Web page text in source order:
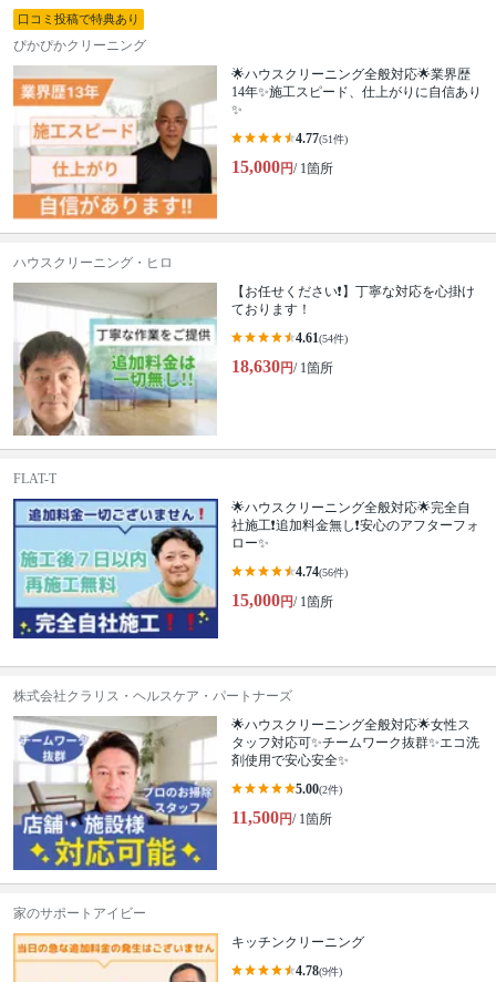
口コミ投稿で特典あり
ぴかぴかクリーニング
🌟ハウスクリーニング全般対応🌟業界歴
14年✨施工スピード、仕上がりに自信あり
✨
4.77(51件)
15,000円/ 1箇所
ハウスクリーニング・ヒロ
【お任せください❗️】丁寧な対応を心掛け
ております！
4.61(54件)
18,630円/ 1箇所
FLAT-T
🌟ハウスクリーニング全般対応🌟完全自
社施工❗️追加料金無し❗️安心のアフターフォ
ロー✨
4.74(56件)
15,000円/ 1箇所
株式会社クラリス・ヘルスケア・パートナーズ
🌟ハウスクリーニング全般対応🌟女性ス
タッフ対応可✨チームワーク抜群✨エコ洗
剤使用で安心安全✨
5.00(2件)
11,500円/ 1箇所
家のサポートアイビー
キッチンクリーニング
4.78(9件)